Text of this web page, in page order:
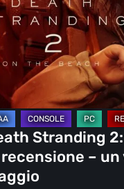
Stranding
–